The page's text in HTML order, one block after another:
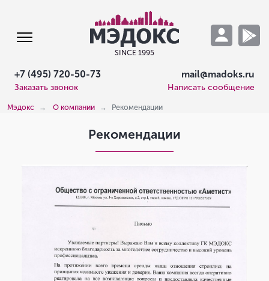
SINCE 1995
+7 (495) 720-50-73
Заказать звонок
mail@madoks.ru
Написать сообщение
Мэдокс О компании Рекомендации
Рекомендации